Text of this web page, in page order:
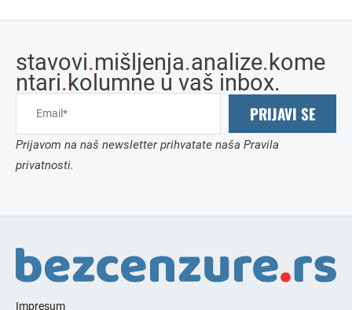
stavovi.mišljenja.analize.kome
ntari.kolumne u vaš inbox.
PRIJAVI SE
Prijavom na naš newsletter prihvatate naša Pravila
privatnosti.
Impresum